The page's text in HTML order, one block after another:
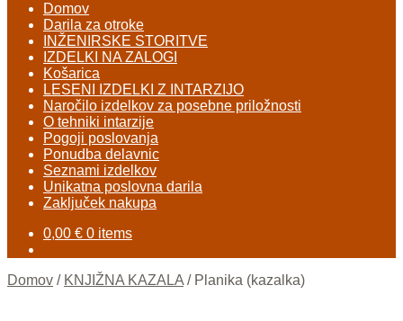
Domov
Darila za otroke
INŽENIRSKE STORITVE
IZDELKI NA ZALOGI
Košarica
LESENI IZDELKI Z INTARZIJO
Naročilo izdelkov za posebne priložnosti
O tehniki intarzije
Pogoji poslovanja
Ponudba delavnic
Seznami izdelkov
Unikatna poslovna darila
Zaključek nakupa
0,00 € 0 items
Domov / KNJIŽNA KAZALA / Planika (kazalka)